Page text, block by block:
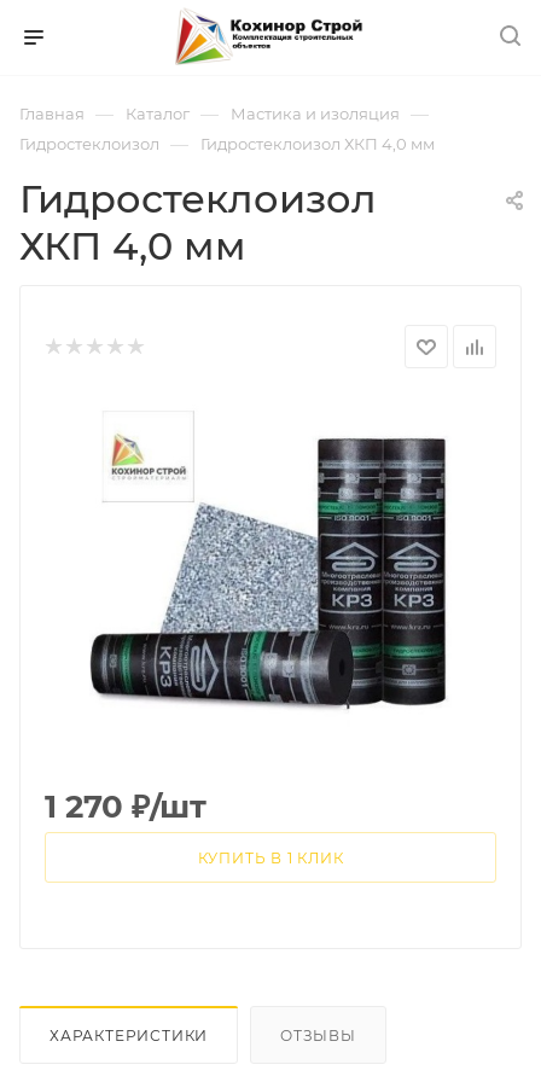
Главная — Каталог — Мастика и изоляция —
Гидростеклоизол — Гидростеклоизол ХКП 4,0 мм
Гидростеклоизол
ХКП 4,0 мм
1 270 ₽/шт
КУПИТЬ В 1 КЛИК
ХАРАКТЕРИСТИКИ ОТЗЫВЫ